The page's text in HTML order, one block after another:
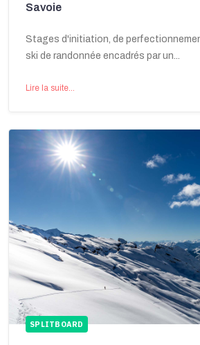
Savoie
Stages d'initiation, de
ski de randonnée encadrés par un...
Lire la suite...
SPLITBOARD